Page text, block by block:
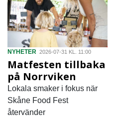
NYHETER 2026-07-31 KL. 11:00
Matfesten tillbaka
på Norrviken
Lokala smaker i fokus när
Skåne Food Fest
återvänder